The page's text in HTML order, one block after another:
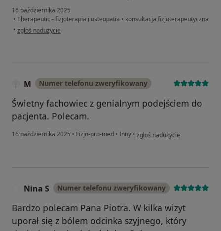
16 października 2025
• Therapeutic - fizjoterapia i osteopatia • konsultacja fizjoterapeutyczna
• w opinii użytkownika BM
zgłoś nadużycie
M Numer telefonu zweryfikowany
Świetny fachowiec z genialnym podejściem do
pacjenta. Polecam.
16 października 2025 • Fizjo-pro-med • Inny • w opinii użytkownika M
zgłoś nadużycie
Nina S Numer telefonu zweryfikowany
Bardzo polecam Pana Piotra. W kilka wizyt
uporał się z bólem odcinka szyjnego, który